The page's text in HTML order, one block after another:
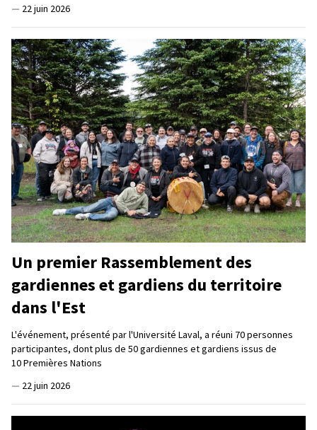
— 22 juin 2026
Un premier Rassemblement des
gardiennes et gardiens du territoire
dans l'Est
L'événement, présenté par l'Université Laval, a réuni 70 personnes
participantes, dont plus de 50 gardiennes et gardiens issus de
10 Premières Nations
— 22 juin 2026